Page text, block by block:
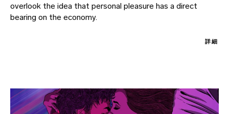
overlook the idea that personal pleasure has a direct
bearing on the economy.
詳細